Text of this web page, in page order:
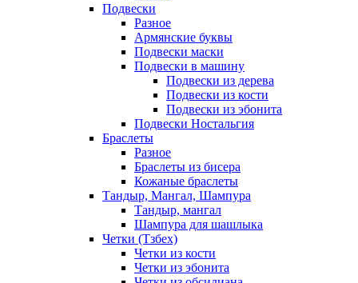
Подвески
Разное
Армянские буквы
Подвески маски
Подвески в машину
Подвески из дерева
Подвески из кости
Подвески из эбонита
Подвески Ностальгия
Браслеты
Разное
Браслеты из бисера
Кожаные браслеты
Тандыр, Мангал, Шампура
Тандыр, мангал
Шампура для шашлыка
Четки (Тзбех)
Четки из кости
Четки из эбонита